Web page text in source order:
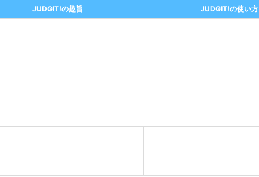
JUDGIT!の趣旨 JUDGIT!の使い方